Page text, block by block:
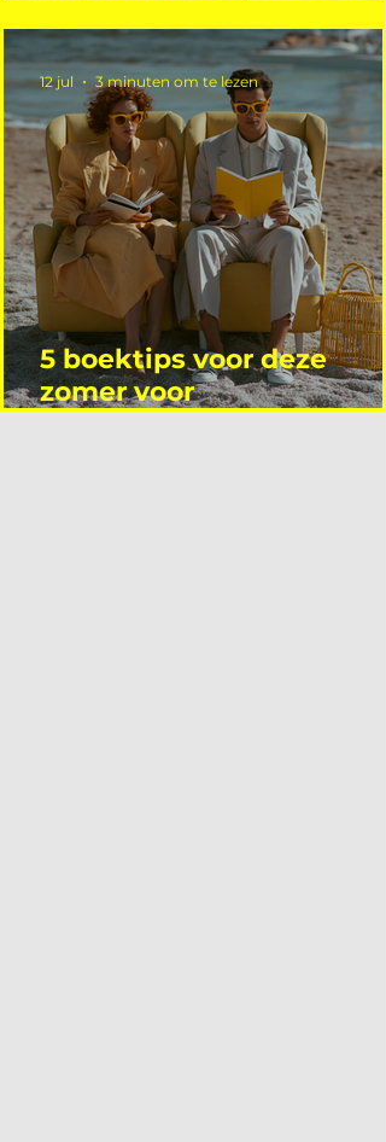
5 boektips voor deze
zomer voor
12 jul 3 minuten om te lezen